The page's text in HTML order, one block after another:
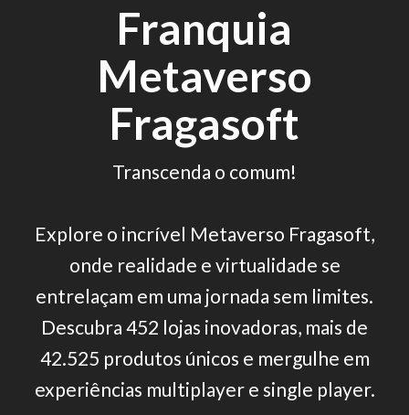
Franquia
Metaverso
Fragasoft
Transcenda o comum!
Explore o incrível Metaverso Fragasoft,
onde realidade e virtualidade se
entrelaçam em uma jornada sem limites.
Descubra 452 lojas inovadoras, mais de
42.525 produtos únicos e mergulhe em
experiências multiplayer e single player.